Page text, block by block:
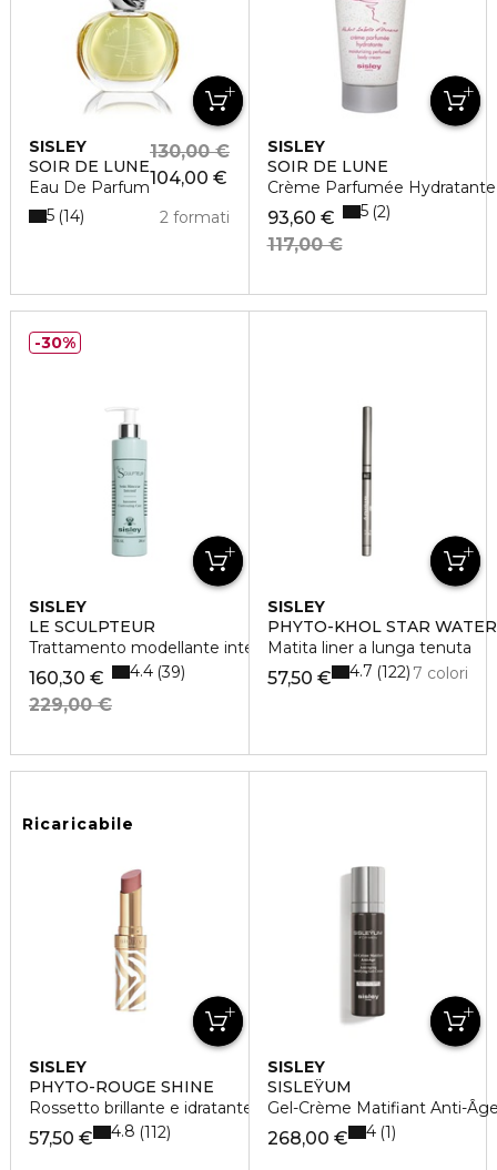
SISLEY
SOIR DE LUNE
Eau De Parfum104,00 €
130,00 €
2 formati
5 14
SISLEY
SOIR DE LUNE
Crème Parfumée Hydratante
93,60 €
117,00 €
5 2
SISLEY
LE SCULPTEUR
Trattamento modellante intensivo
160,30 €
229,00 €
4.4 39
30%
SISLEY
PHYTO-KHOL STAR
Matita liner a lunga tenuta
57,50 € 7 colori
4.7 122
Ricaricabile
SISLEY
PHYTO-ROUGE SHINE
Rossetto brillante e idratante
57,50 € 4.8 112
SISLEY
SISLEŸUM
Gel-Crème Matifiant Anti-
268,00 € 4 1